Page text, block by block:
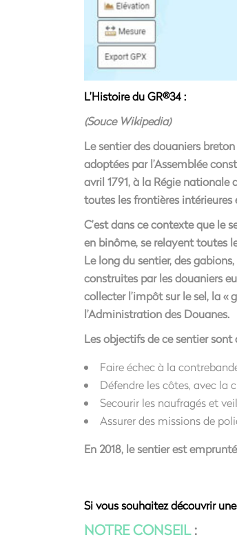
L’Histoire du GR®34 :
(Souce Wikipedia)
Le sentier des douaniers
adoptées par l’Assemblée
avril 1791, à la Régie nationale
toutes les frontières intérieures
C’est dans ce contexte que le
en binôme, se relayent toutes
Le long du sentier, des
construites par les douaniers
collecter l’impôt sur le sel, la «
l’Administration des Douanes.
Les objectifs de ce sentier sont
Faire échec à la
Défendre les côtes, avec la
Secourir les naufragés et
Assurer des missions de
En 2018, le sentier est
Si vous souhaitez découvrir
NOTRE CONSEIL: